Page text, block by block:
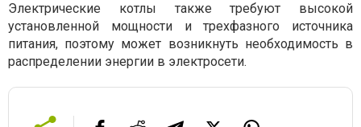
Электрические котлы также требуют высокой
установленной мощности и трехфазного источника
питания, поэтому может возникнуть необходимость в
распределении энергии в электросети.